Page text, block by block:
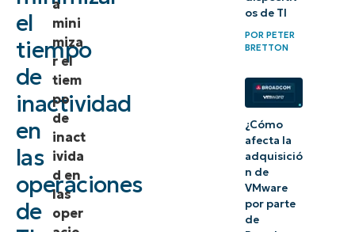
el
tiempo
de
inactividad
en
las
operaciones
de
inactividad
operaciones
de TI
de las causas
más comunes
a
mini
miza
r el
tiem
po
de
inact
ivida
d en
las
oper
os de TI
POR PETER
BRETTON
¿Cómo
afecta la
adquisició
n de
VMware
por parte
de